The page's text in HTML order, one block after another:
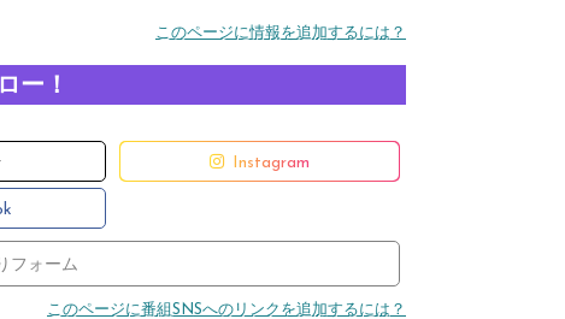
このページに情報を追加するには？
ー！
Instagram
フォーム
このページに番組SNSへのリンクを追加するには？